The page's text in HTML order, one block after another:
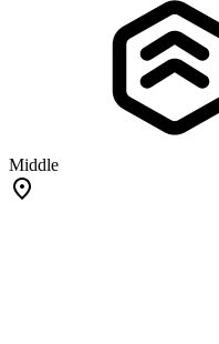
Middle